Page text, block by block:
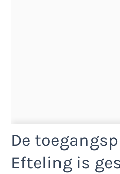
De
Efteling is